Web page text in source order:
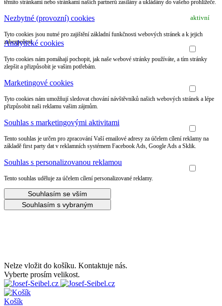
těmito stránkami nebo stránkami našich partnerů zasílány a ukládány do vašeho prohlížeče.
Nezbytné (provozní) cookies aktivní
Tyto cookies jsou nutné pro zajištění základní funkčnosti webových stránek a k jejich
zabezpečení.
Analytické cookies
Tyto cookies nám pomáhají pochopit, jak naše webové stránky používáte, a tím stránky
zlepšit a přizpůsobit je vašim potřebám.
Marketingové cookies
Tyto cookies nám umožňují sledovat chování návštěvníků našich webových stránek a lépe
přizpůsobit naši reklamu vašim zájmům.
Souhlas s marketingovými aktivitami
Tento souhlas je určen pro zpracování Vaší emailové adresy za účelem cílení reklamy na
základě first party dat v reklamních systémem Facebook Ads, Google Ads a Sklik.
Souhlas s personalizovanou reklamou
Tento souhlas uděluje za účelem cílení personalizované reklamy.
Souhlasím se vším
Souhlasím s vybraným
Nelze vložit do košíku. Kontaktuje nás.
Vyberte prosím velikost.
Košík